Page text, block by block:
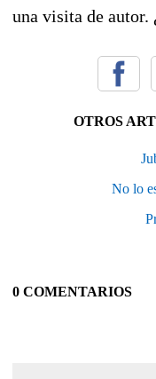
una visita de autor.
OTROS
No lo
0 COMENTARIOS